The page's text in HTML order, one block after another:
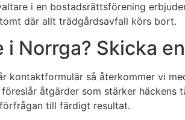
i en bostadsrättsförening
där allt trädgårdsavfall körs bort.
Norrga? Skicka
kontaktformulär så återkommer vi
åtgärder som stärker
till färdigt resultat.